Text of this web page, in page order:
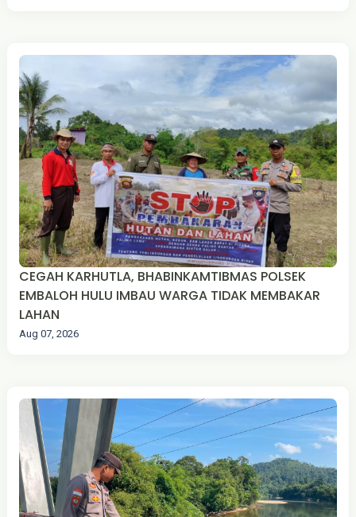
CEGAH KARHUTLA, BHABINKAMTIBMAS POLSEK
EMBALOH HULU IMBAU WARGA TIDAK MEMBAKAR
LAHAN
Aug 07, 2026